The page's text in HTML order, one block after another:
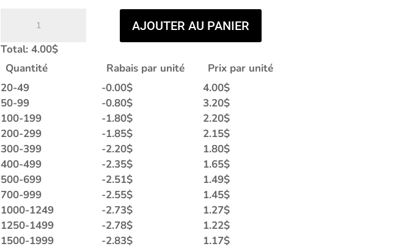
SDE-
1430
LA
AJOUTER AU PANIER
Total: 4.00$
Quantité
Rabais par unité
Prix par unité
20-49
-0.00$ 4.00$
50-99
-0.80$ 3.20$
100-199
-1.80$ 2.20$
200-299
-1.85$ 2.15$
300-399
-2.20$ 1.80$
400-499
-2.35$ 1.65$
500-699
-2.51$ 1.49$
700-999
-2.55$ 1.45$
1000-1249
-2.73$ 1.27$
1250-1499
-2.78$ 1.22$
1500-1999
-2.83$ 1.17$